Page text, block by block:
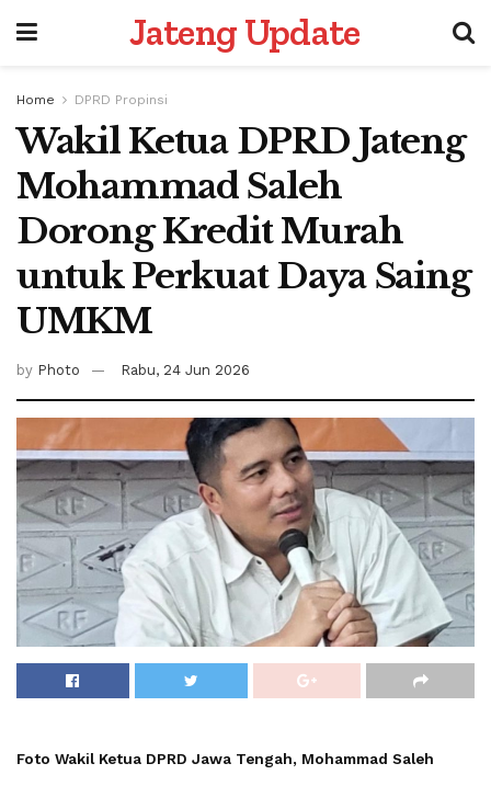
Jateng Update
Home DPRD Propinsi
Wakil Ketua DPRD Jateng
Mohammad Saleh
Dorong Kredit Murah
untuk Perkuat Daya Saing
UMKM
by Photo Rabu, 24 Jun 2026
Foto Wakil Ketua DPRD Jawa Tengah, Mohammad Saleh